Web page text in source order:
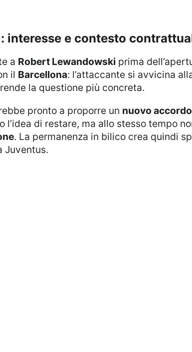
interesse e contesto
a Robert Lewandowski prima
il Barcellona: l’attaccante si avvicina
la questione più concreta.
pronto a proporre un nuovo accordo
di restare, ma allo stesso tempo
. La permanenza in bilico crea quindi
Juventus.